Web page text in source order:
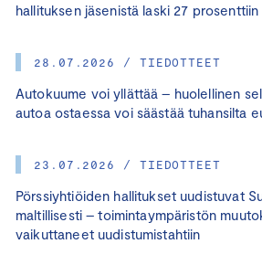
hallituksen jäsenistä laski 27 prosenttiin
28.07.2026 / TIEDOTTEET
Autokuume voi yllättää – huolellinen
autoa ostaessa voi säästää tuhansilta
23.07.2026 / TIEDOTTEET
Pörssiyhtiöiden hallitukset uudistuvat
maltillisesti – toimintaympäristön
vaikuttaneet uudistumistahtiin